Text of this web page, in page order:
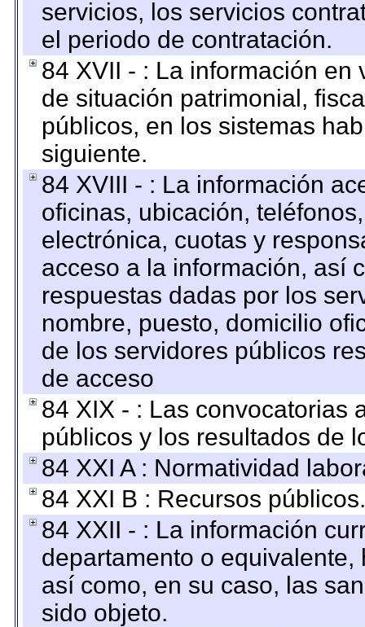
servicios, los servicios
el periodo de contratación.
84 XVII - : La información
de situación patrimonial,
públicos, en los sistemas
siguiente.
84 XVIII - : La información
oficinas, ubicación,
electrónica, cuotas y
acceso a la información, así
respuestas dadas por los
nombre, puesto, domicilio
de los servidores públicos
de acceso
84 XIX - : Las convocatorias
públicos y los resultados de
84 XXI A : Normatividad
84 XXI B : Recursos públicos.
84 XXII - : La información
departamento o
así como, en su caso, las
sido objeto.